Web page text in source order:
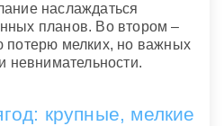
наслаждаться
планов. Во втором –
потерю мелких, но важных
невнимательности.
крупные, мелкие